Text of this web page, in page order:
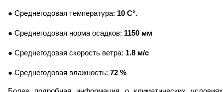
● Среднегодовая температура: 10 C°.
● Среднегодовая норма осадков: 1150 мм
● Среднегодовая скорость ветра: 1.8 м/с
● Среднегодовая влажность: 72 %